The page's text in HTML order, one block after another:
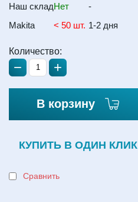
Наш складНет
-
Makita
< 50 шт. 1-2 дня
Количество:
− +
В корзину
КУПИТЬ В ОДИН КЛИК
Сравнить